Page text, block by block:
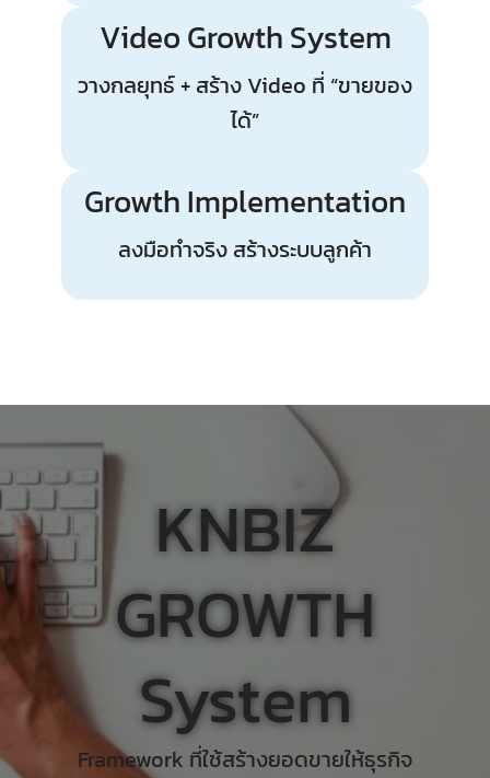
Video Growth System
วางกลยุทธ์ + สร้าง Video ที่ “ขายของ
ได้”
Growth Implementation
ลงมือทำจริง สร้างระบบลูกค้า
KNBIZ
GROWTH
System
Framework ที่ใช้สร้างยอดขายให้ธุรกิจ